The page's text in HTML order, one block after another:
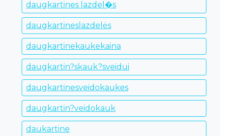
daugkartines lazdel�s
daugkartineslazdelės
daugkartinekaukekaina
daugkartin?skauk?sveidui
daugkartinesveidokaukes
daugkartin?veidokauk
daukartine